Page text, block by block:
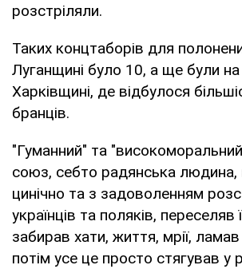
розстріляли.
Таких концтаборів для
Луганщині було 10, а ще були на
Харківщині, де відбулося
бранців.
"Гуманний" та
союз, себто радянська людина,
цинічно та з задоволенням
українців та поляків, переселяв
забирав хати, життя, мрії,
потім усе це просто стягував у